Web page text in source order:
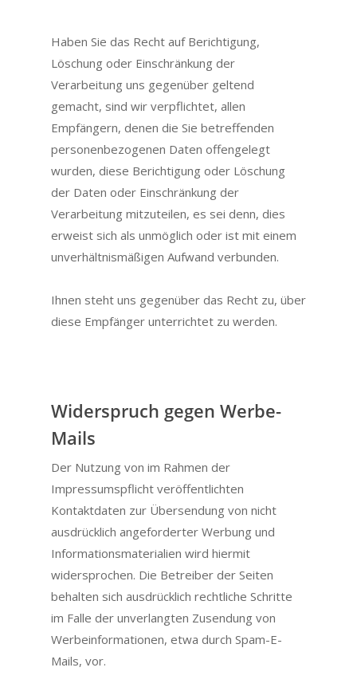
Haben Sie das Recht auf Berichtigung,
Löschung oder Einschränkung der
Verarbeitung uns gegenüber geltend
gemacht, sind wir verpflichtet, allen
Empfängern, denen die Sie betreffenden
personenbezogenen Daten offengelegt
wurden, diese Berichtigung oder Löschung
der Daten oder Einschränkung der
Verarbeitung mitzuteilen, es sei denn, dies
erweist sich als unmöglich oder ist mit einem
unverhältnismäßigen Aufwand verbunden.
Ihnen steht uns gegenüber das Recht zu, über
diese Empfänger unterrichtet zu werden.
Widerspruch gegen Werbe-
Mails
Der Nutzung von im Rahmen der
Impressumspflicht veröffentlichten
Kontaktdaten zur Übersendung von nicht
ausdrücklich angeforderter Werbung und
Informationsmaterialien wird hiermit
widersprochen. Die Betreiber der Seiten
behalten sich ausdrücklich rechtliche Schritte
im Falle der unverlangten Zusendung von
Werbeinformationen, etwa durch Spam-E-
Mails, vor.